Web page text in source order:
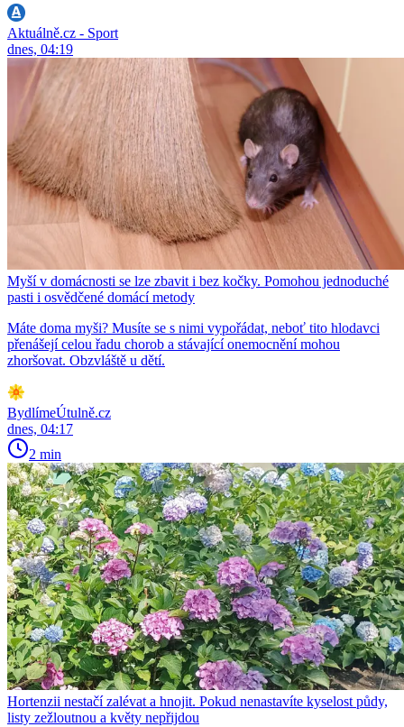
Aktuálně.cz - Sport
dnes, 04:19
Myší v domácnosti se lze zbavit i bez kočky. Pomohou jednoduché
pasti i osvědčené domácí metody
Máte doma myši? Musíte se s nimi vypořádat, neboť tito hlodavci
přenášejí celou řadu chorob a stávající onemocnění mohou
zhoršovat. Obzvláště u dětí.
BydlímeÚtulně.cz
dnes, 04:17
2 min
Hortenzii nestačí zalévat a hnojit. Pokud nenastavíte kyselost půdy,
listy zežloutnou a květy nepřijdou